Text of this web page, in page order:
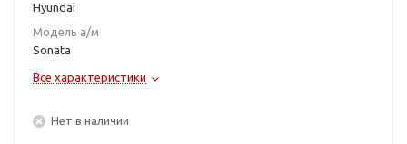
Hyundai
Модель а/м
Sonata
Все характеристики
Нет в наличии